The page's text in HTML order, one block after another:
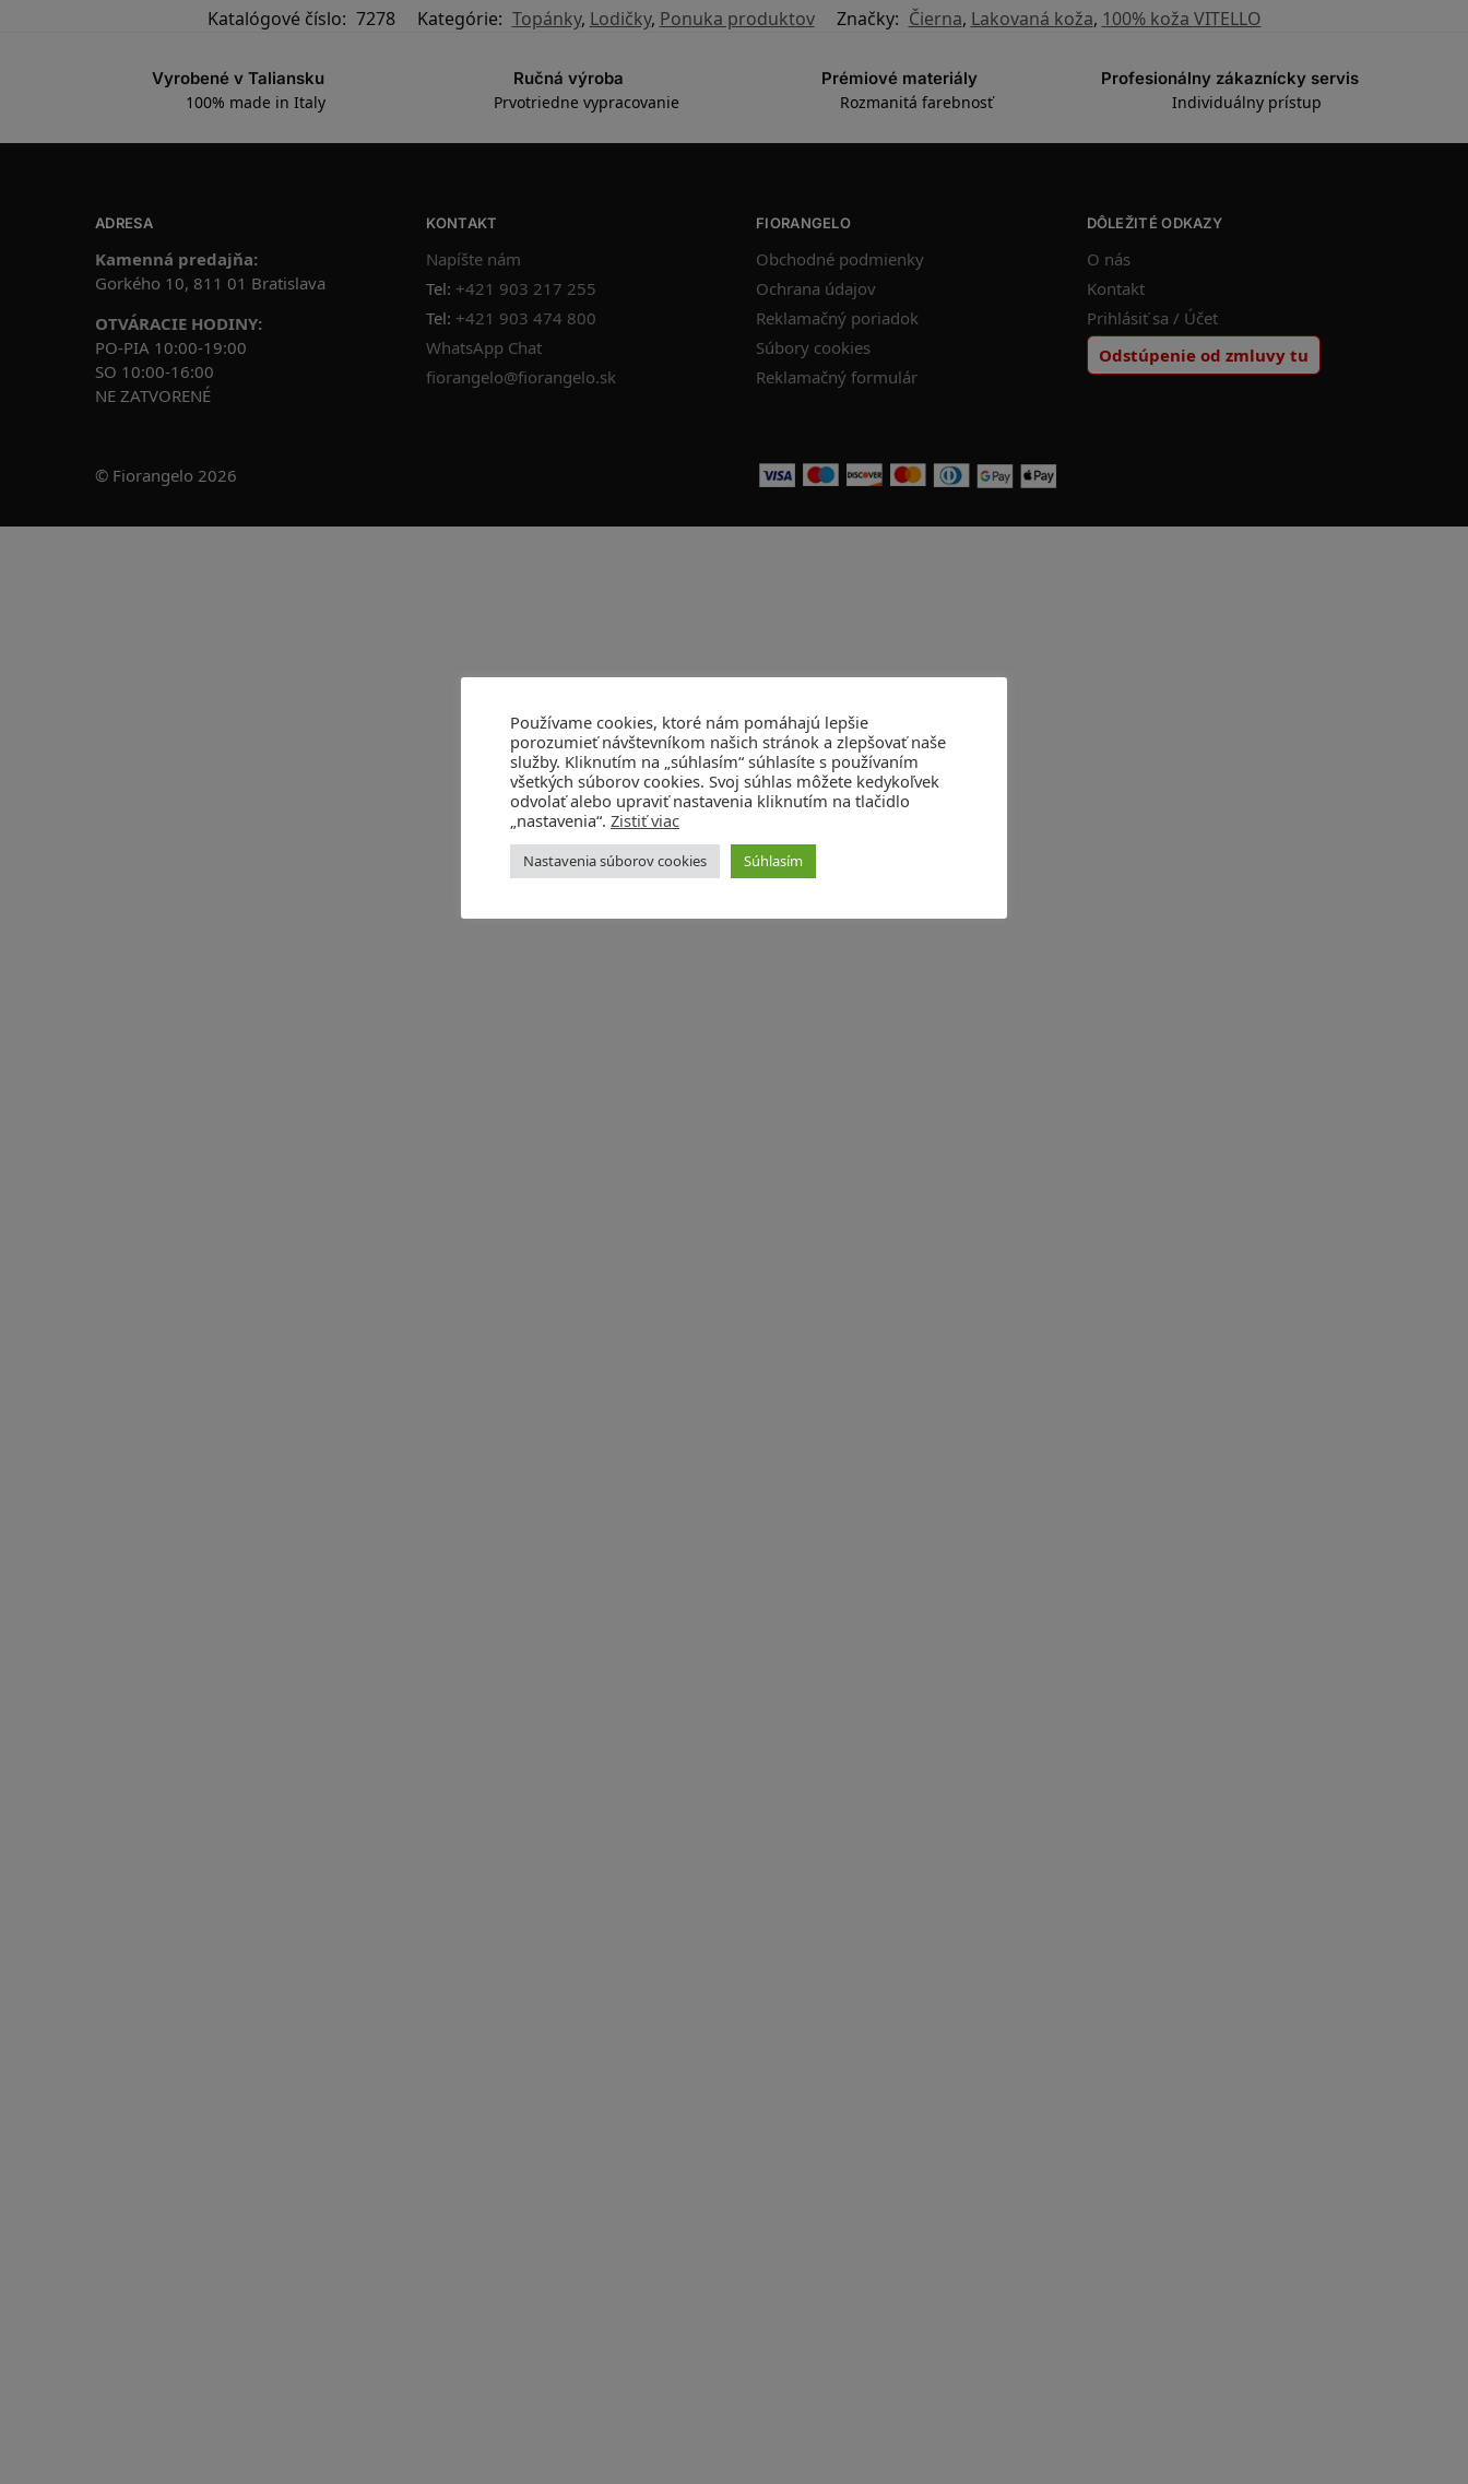
Katalógové číslo: 7278 Kategórie: Topánky, Lodičky, Ponuka produktov Značky: Čierna, Lakovaná koža, 100% koža VITELLO
Vyrobené v Taliansku
100% made in Italy
Ručná výroba
Prvotriedne vypracovanie
Prémiové materiály
Rozmanitá farebnosť
Profesionálny zákaznícky servis
Individuálny prístup
ADRESA
Kamenná predajňa:
Gorkého 10, 811 01 Bratislava
OTVÁRACIE HODINY:
PO-PIA 10:00-19:00
SO 10:00-16:00
NE ZATVORENÉ
KONTAKT
Napíšte nám
Tel: +421 903 217 255
Tel: +421 903 474 800
WhatsApp Chat
fiorangelo@fiorangelo.sk
FIORANGELO
Obchodné podmienky
Ochrana údajov
Reklamačný poriadok
Súbory cookies
Reklamačný formulár
DÔLEŽITÉ ODKAZY
O nás
Kontakt
Prihlásiť sa / Účet
Odstúpenie od zmluvy tu
© Fiorangelo 2026
Používame cookies, ktoré nám pomáhajú lepšie
porozumieť návštevníkom našich stránok a zlepšovať naše
služby. Kliknutím na „súhlasím“ súhlasíte s používaním
všetkých súborov cookies. Svoj súhlas môžete kedykoľvek
odvolať alebo upraviť nastavenia kliknutím na tlačidlo
„nastavenia“. Zistiť viac
Nastavenia súborov cookies Súhlasím